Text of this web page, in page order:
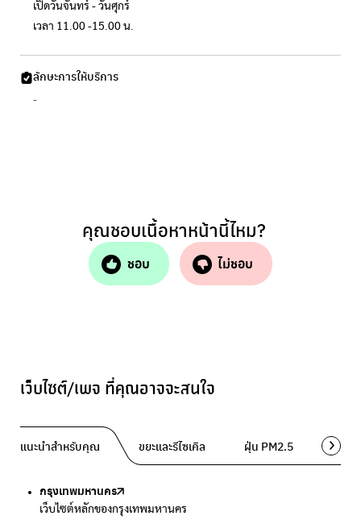
เปิดวันจันทร์ - วันศุกร์
เวลา 11.00 -15.00 น.
ลักษะการให้บริการ
-
คุณชอบเนื้อหาหน้านี้ไหม?
ชอบ ไม่ชอบ
เว็บไซต์/เพจ ที่คุณอาจจะสนใจ
แนะนำสำหรับคุณ ขยะและรีไซเคิล ฝุ่น PM2.5 พื้นที่สี
กรุงเทพมหานคร
เว็บไซต์หลักของกรุงเทพมหานคร
Traffy Fondue
แจ้งปัญหาขยะ เพื่อให้หน่วยงานแก้ไข
Traffy Fondue
แจ้งปัญหาฝุ่น เพื่อให้หน่วยงานแก้ไข
Bangkok Trees
ความคืบหน้าโครงการต้นไม้ล้านต้น
DCCE
กรมการเปลี่ยนแปลงสภาพภูมิอากาศและสิ่งแวดล้อม